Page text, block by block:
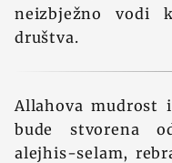
neizbježno vodi
društva.
Allahova mudrost
bude stvorena
alejhis-selam,